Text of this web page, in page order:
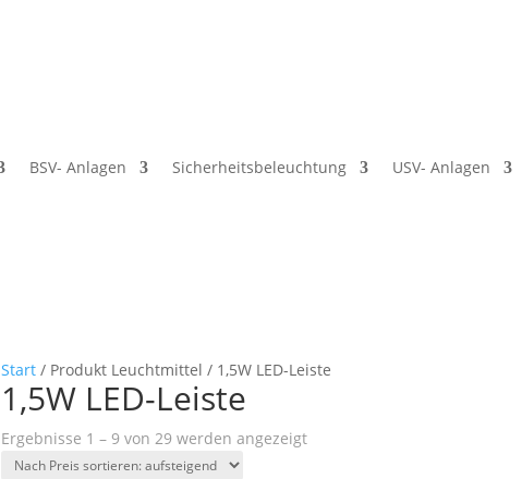
BSV- Anlagen Sicherheitsbeleuchtung USV- Anlagen
Start/ Produkt Leuchtmittel / 1,5W LED-Leiste
1,5W LED-Leiste
Ergebnisse 1 – 9 von 29 werden angezeigtNach